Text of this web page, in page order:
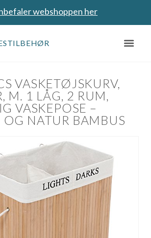
webshoppen her
VASKETØJSKURV,
M. 1 LÅG, 2 RUM,
VASKEPOSE –
NATUR BAMBUS